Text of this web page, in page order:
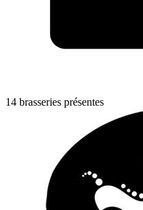
14 brasseries présentes